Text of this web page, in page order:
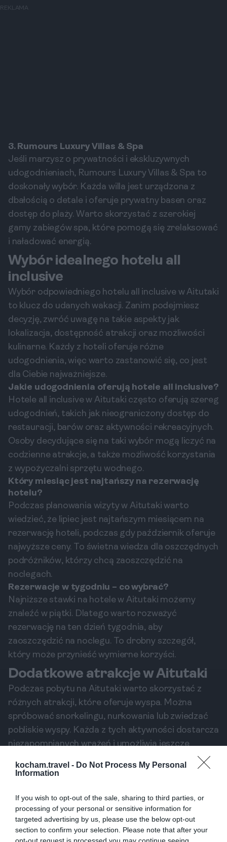
kocham.travel - Do Not Process My Personal
Information
If you wish to opt-out of the sale, sharing to third parties, or
processing of your personal or sensitive information for
targeted advertising by us, please use the below opt-out
section to confirm your selection. Please note that after your
opt-out request is processed you may continue seeing
REKLAMA
3. Rumours Luxury Villas & Spa
Jeśli marzysz o prywatności i ekskluzywnych
udogodnieniach, Rumours Luxury Villas & Spa to
doskonały wybór. Każda willa jest urządzona z
dbałością o detale i oferuje prywatny basen oraz
dostęp do plaży. Warto skorzystać z szerokiej
gamy zabiegów spa, które pomogą się zrelaksować
i naładować energią.
Wybór idealnego hotelu all
inclusive
Wybór odpowiedniego hotelu all inclusive w Aitutaki
to klucz do udanych wakacji. Zanim podejmiesz
decyzję, zwróć uwagę na takie aspekty jak
lokalizacja, dostępność atrakcji oraz możliwości
kulinarne. Każdy z hoteli oferuje różne
udogodnienia, więc warto zastanowić się, co jest
dla Ciebie najważniejsze.
Jakie udogodnienia oferują hotele all inclusive?
Hotele all inclusive w Aitutaki często oferują szereg
udogodnień, takich jak nieograniczony dostęp do
restauracji, barów oraz aktywności rekreacyjnych.
Osoby decydujące się na taki wybór mogą liczyć na
codzienne atrakcje, a także możliwość korzystania
z wypożyczalni sprzętu wodnego.
Który miesiąc jest najtańszy na rezerwację
hotelu?
Podczas planowania wizyty w Aitutaki warto
wiedzieć, że lipiec jest najtańszym miesiącem na
rezerwację hoteli, podczas gdy październik oferuje
najwyższe ceny. To świetna wiedza dla oszczędnych
podróżników, którzy chcą zaoszczędzić na
noclegach.
Rezerwacje w tygodniu – co wybrać?
Najniższe stawki na hotele w Aitutaki możemy
znaleźć w piątki. Dlatego warto rozważyć
rezerwację na ten dzień tygodnia, aby
zaoszczędzić na noclegu. To drobny szczegół,
który może przynieść wymierne korzyści.
Dodatkowe atrakcje w Aitutaki
Podczas pobytu na Aitutaki warto skorzystać z
różnych atrakcji, które oferuje wyspa. Można
spróbować snorkelingu, nurkowania lub zwiedzać
pobliskie wyspy. Każda z tych aktywności dostarcza
niezapomnianych wrażeń i umożliwia jeszcze
głębsze poznanie uroków tej tropikalnej lokalizacji.
1. Nurkowanie
Krystaliczne wody i bogate życie morskie tworzą
idealne warunki do eksploracji podwodnych
skarbów. Wiele hoteli oferuje wypożyczalnie
sprzętu nurkowego oraz organizuje wycieczki z